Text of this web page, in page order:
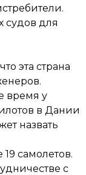
судов для
эта страна
время у
в Дании
назвать
самолетов.
с